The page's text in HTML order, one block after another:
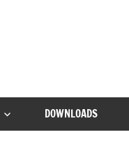
DOWNLOADS